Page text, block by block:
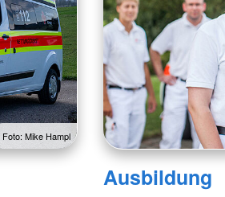
Foto: Mike Hampl
Ausbildung